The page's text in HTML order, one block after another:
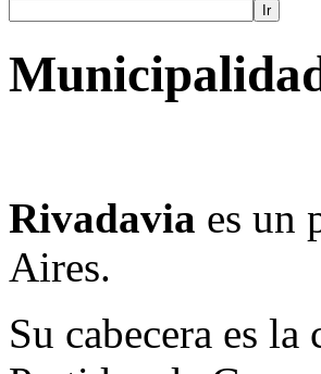
Ir
Rivadavia es un
Aires.
Su cabecera es